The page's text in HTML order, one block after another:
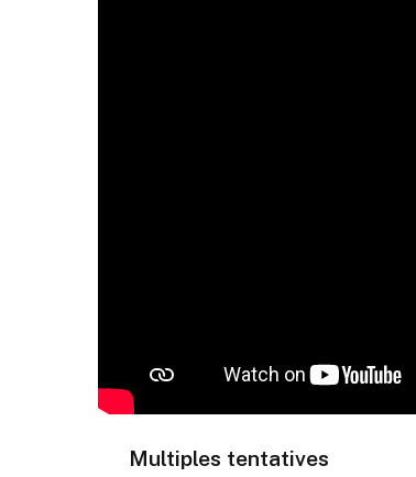
Multiples tentatives